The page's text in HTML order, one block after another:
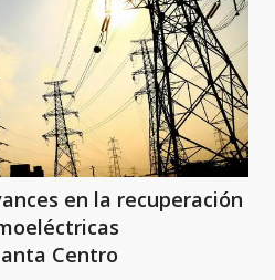
en la recuperación
Centro